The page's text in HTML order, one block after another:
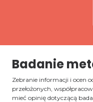
Badanie
Zebranie informacji i ocen
przełożonych,
mieć opinię dotyczącą